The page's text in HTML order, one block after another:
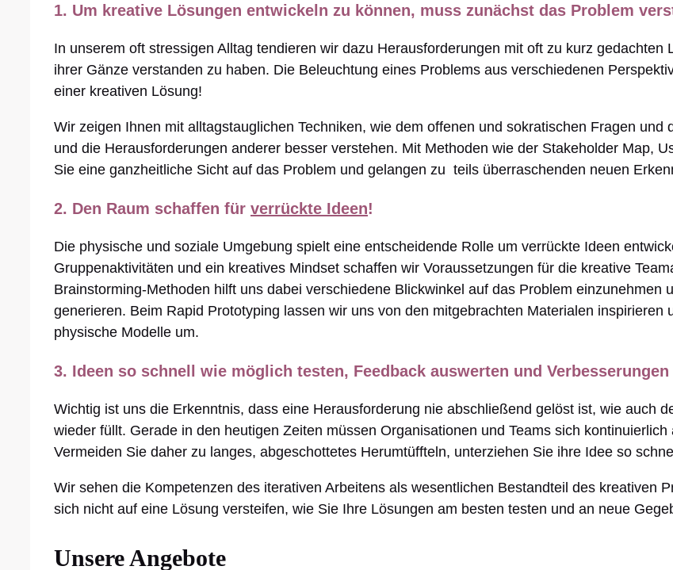
1. Um kreative Lösungen entwickeln zu können, muss zunächst das Problem
In unserem oft stressigen Alltag tendieren wir dazu Herausforderungen mit oft zu kurz gedachten
ihrer Gänze verstanden zu haben. Die Beleuchtung eines Problems aus verschiedenen
einer kreativen Lösung!
Wir zeigen Ihnen mit alltagstauglichen Techniken, wie dem offenen und sokratischen Fragen und
und die Herausforderungen anderer besser verstehen. Mit Methoden wie der Stakeholder Map,
Sie eine ganzheitliche Sicht auf das Problem und gelangen zu teils überraschenden neuen
2. Den Raum schaffen für verrückte Ideen!
Die physische und soziale Umgebung spielt eine entscheidende Rolle um verrückte Ideen
Gruppenaktivitäten und ein kreatives Mindset schaffen wir Voraussetzungen für die kreative
Brainstorming-Methoden hilft uns dabei verschiedene Blickwinkel auf das Problem einzunehmen
generieren. Beim Rapid Prototyping lassen wir uns von den mitgebrachten Materialen inspirieren
physische Modelle um.
3. Ideen so schnell wie möglich testen, Feedback auswerten und
Wichtig ist uns die Erkenntnis, dass eine Herausforderung nie abschließend gelöst ist, wie auch
wieder füllt. Gerade in den heutigen Zeiten müssen Organisationen und Teams sich
Vermeiden Sie daher zu langes, abgeschottetes Herumtüffteln, unterziehen Sie ihre Idee so
Wir sehen die Kompetenzen des iterativen Arbeitens als wesentlichen Bestandteil des kreativen
sich nicht auf eine Lösung versteifen, wie Sie Ihre Lösungen am besten testen und an neue
Unsere Angebote